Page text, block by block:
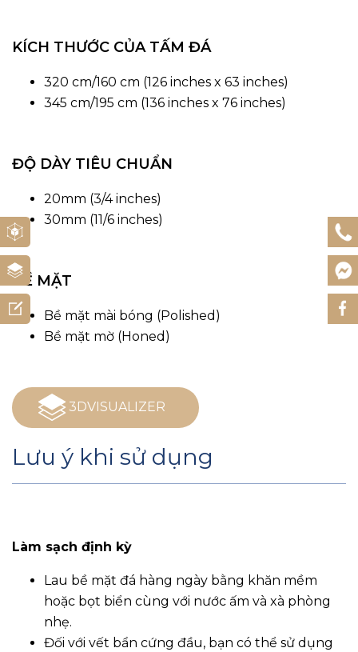
KÍCH THƯỚC CỦA TẤM ĐÁ
320 cm/160 cm (126 inches x 63 inches)
345 cm/195 cm (136 inches x 76 inches)
ĐỘ DÀY TIÊU CHUẨN
20mm (3/4 inches)
30mm (11/6 inches)
BỀ MẶT
Bề mặt mài bóng (Polished)
Bề mặt mờ (Honed)
3DVISUALIZER
Lưu ý khi sử dụng
Làm sạch định kỳ
Lau bề mặt đá hàng ngày bằng khăn mềm
hoặc bọt biển cùng với nước ấm và xà phòng
nhẹ.
Đối với vết bẩn cứng đầu, bạn có thể sử dụng